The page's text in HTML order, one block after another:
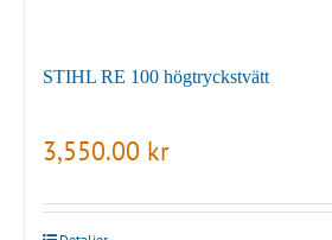
STIHL RE 100 högtryckstvätt
3,550.00 kr